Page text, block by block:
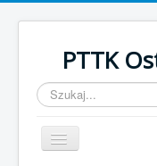
PTTK
Szukaj...
Przełącz
nawigację